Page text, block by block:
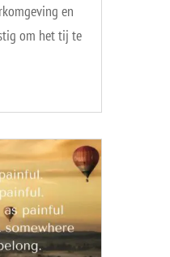
en
om het tij te